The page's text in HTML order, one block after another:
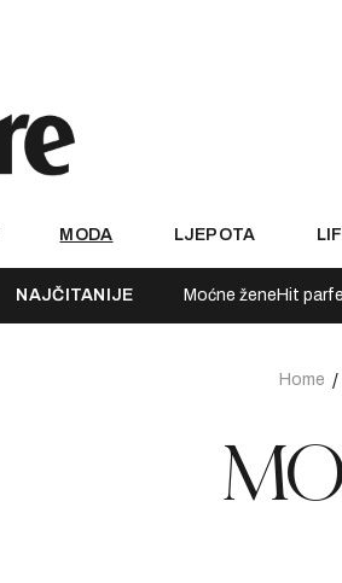
MODA LJEPOTA
NAJČITANIJE Moćne žene Hit
Home